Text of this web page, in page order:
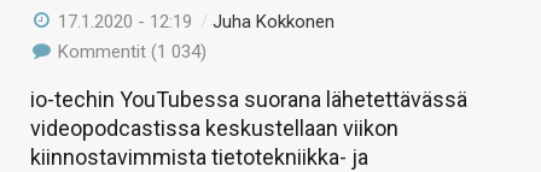
17.1.2020 - 12:19 /Juha Kokkonen
Kommentit (1 034)
io-techin YouTubessa suorana lähetettävässä
videopodcastissa keskustellaan viikon
kiinnostavimmista tietotekniikka- ja